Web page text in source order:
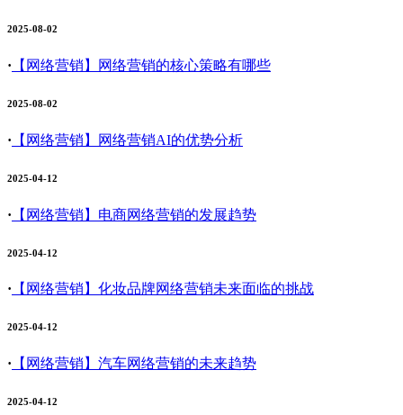
2025-08-02
· 【网络营销】 网络营销的核心策略有哪些
2025-08-02
· 【网络营销】 网络营销AI的优势分析
2025-04-12
· 【网络营销】 电商网络营销的发展趋势
2025-04-12
· 【网络营销】 化妆品牌网络营销未来面临的挑战
2025-04-12
· 【网络营销】 汽车网络营销的未来趋势
2025-04-12